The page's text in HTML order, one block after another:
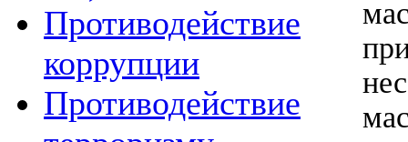
Противодействие
коррупции
Противодействие